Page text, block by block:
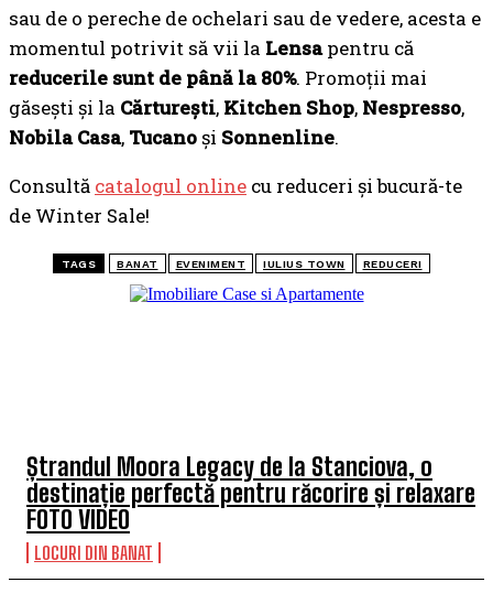
Ștrandul Moora Legacy de la Stanciova, o
destinație perfectă pentru răcorire și relaxare
FOTO VIDEO
LOCURI DIN BANAT
sau de o pereche de ochelari sau de vedere, acesta e
momentul potrivit să vii la Lensapentru că
reducerile sunt de până la 80%. Promoții mai
găsești și la Cărturești, Kitchen Shop, Nespresso,
Nobila Casa, Tucanoși Sonnenline.
Consultă catalogul online cu reduceri și bucură-te
de Winter Sale!
TAGS BANAT EVENIMENT IULIUS TOWN REDUCERI